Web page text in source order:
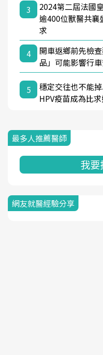
3
2024第二屆法國
逾400位獸醫共襄
求
4
開車返鄉前先檢
品」可能影響行
5
穩定交往也不能
HPV疫苗成為比
最多人推薦醫師
我
網友就醫經驗分享